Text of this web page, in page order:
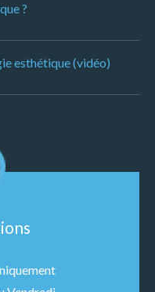
?
esthétique (vidéo)